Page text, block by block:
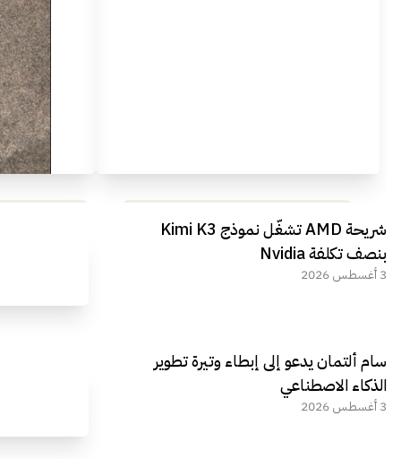
مراجعة شاملة لعملاق الألعاب
الجديد REDMAGIC 11 AIR
شريحة AMD تشغّل نموذج Kimi K3
بنصف تكلفة Nvidia
3 أغسطس 2026
سام ألتمان يدعو إلى إبطاء وتيرة تطوير
الذكاء الاصطناعي
3 أغسطس 2026